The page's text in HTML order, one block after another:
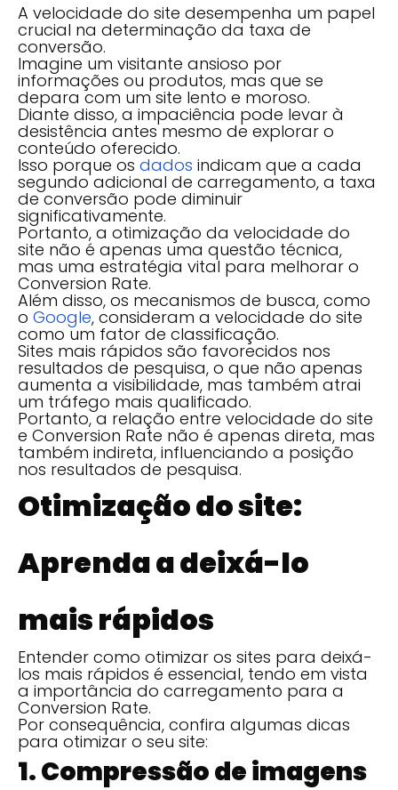
A velocidade do site desempenha um papel
crucial na determinação da taxa de
conversão.
Imagine um visitante ansioso por
informações ou produtos, mas que se
depara com um site lento e moroso.
Diante disso, a impaciência pode levar à
desistência antes mesmo de explorar o
conteúdo oferecido.
Isso porque os dados indicam que a cada
segundo adicional de carregamento, a taxa
de conversão pode diminuir
significativamente.
Portanto, a otimização da velocidade do
site não é apenas uma questão técnica,
mas uma estratégia vital para melhorar o
Conversion Rate.
Além disso, os mecanismos de busca, como
o Google, consideram a velocidade do site
como um fator de classificação.
Sites mais rápidos são favorecidos nos
resultados de pesquisa, o que não apenas
aumenta a visibilidade, mas também atrai
um tráfego mais qualificado.
Portanto, a relação entre velocidade do site
e Conversion Rate não é apenas direta, mas
também indireta, influenciando a posição
nos resultados de pesquisa.
Otimização do site:
Aprenda a deixá-lo
mais rápidos
Entender como otimizar os sites para deixá-
los mais rápidos é essencial, tendo em vista
a importância do carregamento para a
Conversion Rate.
Por consequência, confira algumas dicas
para otimizar o seu site:
1. Compressão de imagens